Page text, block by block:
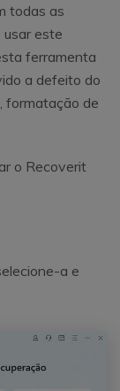
todas as
este
ferramenta
a defeito do
formatação de
o Recoverit
a e